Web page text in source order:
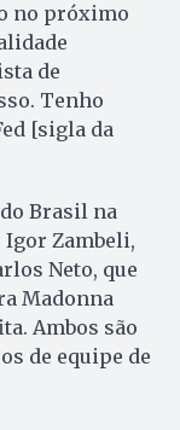
no próximo
de
Tenho
[sigla da
Brasil na
Zambeli,
Neto, que
Madonna
Ambos são
de equipe de